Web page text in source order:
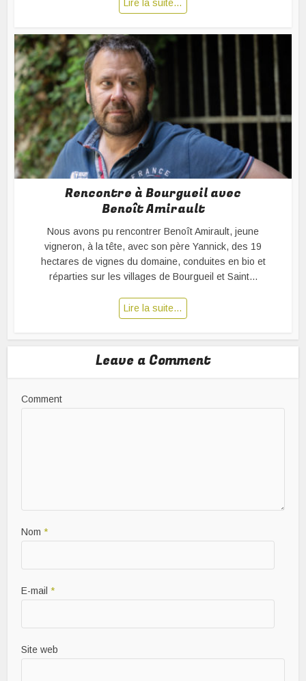
Lire la suite…
Rencontre à Bourgueil avec
Benoît Amirault
Nous avons pu rencontrer Benoît Amirault, jeune
vigneron, à la tête, avec son père Yannick, des 19
hectares de vignes du domaine, conduites en bio et
réparties sur les villages de Bourgueil et Saint...
Lire la suite…
Leave a Comment
Comment
Nom*
E-mail*
Site web